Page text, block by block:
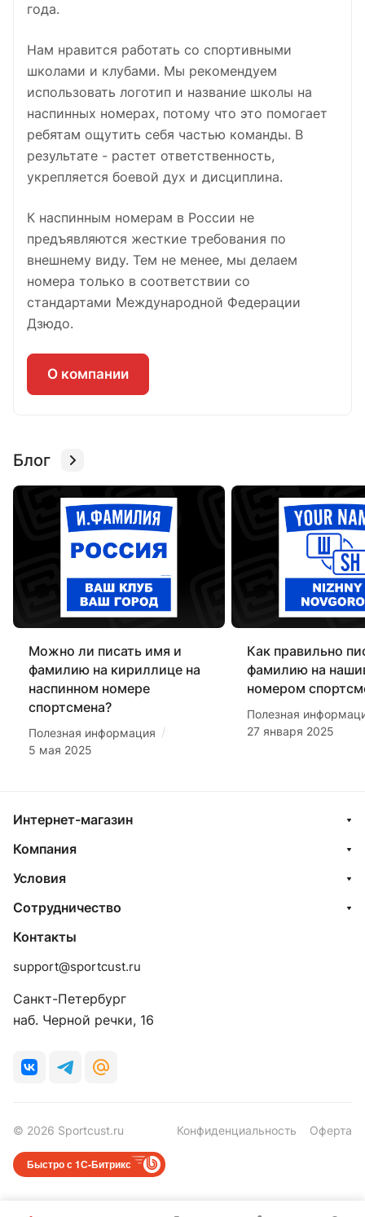
года.
Нам нравится работать со спортивными
школами и клубами. Мы рекомендуем
использовать логотип и название школы на
наспинных номерах, потому что это помогает
ребятам ощутить себя частью команды. В
результате - растет ответственность,
укрепляется боевой дух и дисциплина.
К наспинным номерам в России не
предъявляются жесткие требования по
внешнему виду. Тем не менее, мы делаем
номера только в соответствии со
стандартами Международной Федерации
Дзюдо.
О компании
Блог
Можно ли писать имя и
фамилию на кириллице на
наспинном номере
спортсмена?
Полезная информация /
5 мая 2025
Как правильно
фамилию на
номером
Полезная
27 января 2025
Интернет-магазин
Компания
Условия
Сотрудничество
Контакты
support@sportcust.ru
Санкт-Петербург
наб. Черной речки, 16
© 2026 Sportcust.ru Конфиденциальность Оферта
Быстро с 1С-Битрикс